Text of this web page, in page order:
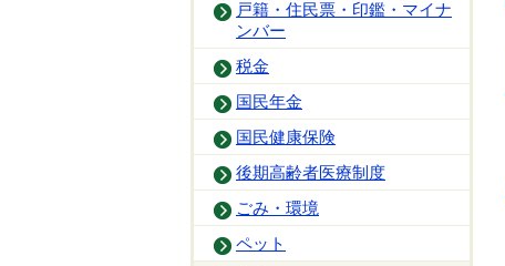
戸籍・住民票・印鑑・マイナ
ンバー
税金
国民年金
国民健康保険
後期高齢者医療制度
ごみ・環境
ペット